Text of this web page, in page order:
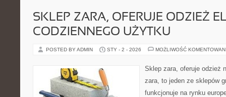
SKLEP ZARA, OFERUJE ODZIEŻ
CODZIENNEGO UŻYTKU
POSTED BY ADMIN STY - 2 - 2026 MOŻLIWOŚĆ
Sklep zara, oferuje odzież
zara, to jeden ze sklepów
funkcjonuje na rynku